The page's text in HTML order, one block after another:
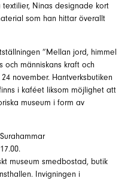
Ninas designade kort
som han hittar överallt
”Mellan jord, himmel
och människans kraft och
november. Hantverksbutiken
i kaféet liksom möjlighet att
museum i form av
museum smedbostad, butik
Invigningen i